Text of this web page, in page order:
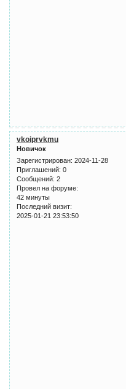
vkoiprvkmu
Новичок
Зарегистрирован: 2024-11-28
Приглашений: 0
Сообщений: 2
Провел на форуме:
42 минуты
Последний визит:
2025-01-21 23:53:50